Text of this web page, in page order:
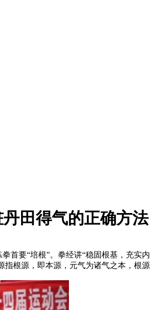
田得气的正确方法
要“培根”。拳经讲“稳固根基，充实
根源，即本源，元气为诸气之本，根源